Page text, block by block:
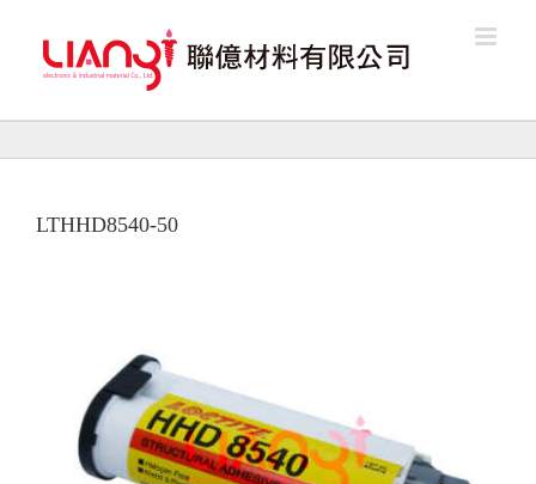
content
LTHHD8540-50